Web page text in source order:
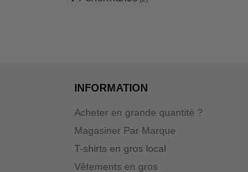
INFORMATION
Acheter en grande quantité ?
Magasiner Par Marque
T-shirts en gros local
Vêtements en gros